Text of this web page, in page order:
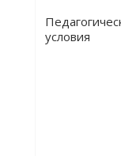
условия